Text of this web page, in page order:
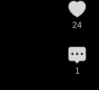
24
1